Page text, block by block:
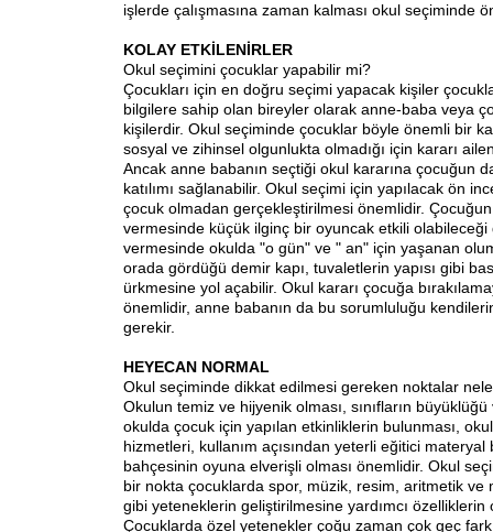
işlerde çalışmasına zaman kalması okul seçiminde
KOLAY ETKİLENİRLER
Okul seçimini çocuklar yapabilir mi?
Çocukları için en doğru seçimi yapacak kişiler
bilgilere sahip olan bireyler olarak anne-baba veya
kişilerdir. Okul seçiminde çocuklar böyle önemli bir
sosyal ve zihinsel olgunlukta olmadığı için kararı
Ancak anne babanın seçtiği okul kararına çocuğun
katılımı sağlanabilir. Okul seçimi için yapılacak ön
çocuk olmadan gerçekleştirilmesi önemlidir.
vermesinde küçük ilginç bir oyuncak etkili
vermesinde okulda "o gün" ve " an" için yaşanan
orada gördüğü demir kapı, tuvaletlerin yapısı gibi
ürkmesine yol açabilir. Okul kararı çocuğa
önemlidir, anne babanın da bu sorumluluğu
gerekir.
HEYECAN NORMAL
Okul seçiminde dikkat edilmesi gereken noktalar
Okulun temiz ve hijyenik olması, sınıfların
okulda çocuk için yapılan etkinliklerin bulunması,
hizmetleri, kullanım açısından yeterli eğitici materyal
bahçesinin oyuna elverişli olması önemlidir. Okul
bir nokta çocuklarda spor, müzik, resim, aritmetik ve
gibi yeteneklerin geliştirilmesine yardımcı özelliklerin
Çocuklarda özel yetenekler çoğu zaman çok geç